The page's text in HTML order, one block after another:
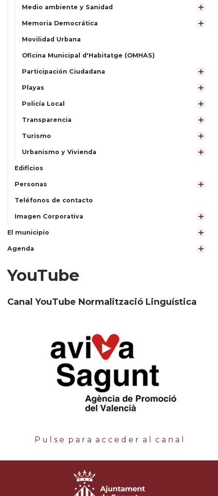
Medio ambiente y Sanidad
Memoria Democrática
Movilidad Urbana
Oficina Municipal d'Habitatge (OMHAS)
Participación Ciudadana
Playas
Policía Local
Transparencia
Turismo
Urbanismo y Vivienda
Edificios
Personas
Teléfonos de contacto
Imagen Corporativa
El municipio
Agenda
YouTube
Canal YouTube Normalització Linguística
P u l s e p a r a a c c e d e r a l c a n a l